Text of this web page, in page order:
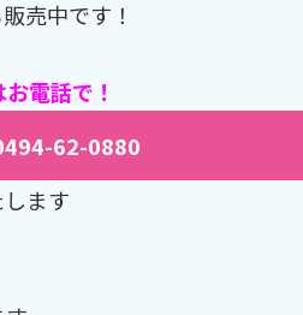
売中です！
電話で！
62-0880
ます